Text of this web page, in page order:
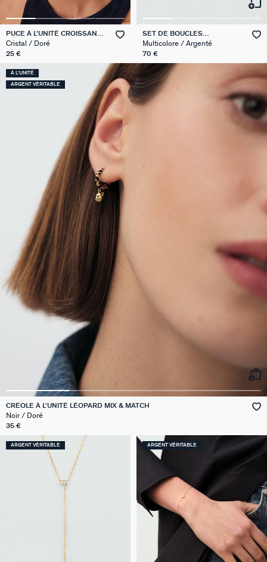
PUCE À L'UNITÉ CROISSANT
MIX & MATCH
Cristal / Doré
25 €
SET DE BOUCLES
D'OREILLES BELOVED MIX &
MATCH
Multicolore / Argenté
70 €
À L'UNITÉ
ARGENT VÉRITABLE
CRÉOLE À L'UNITÉ LÉOPARD MIX & MATCH
Noir / Doré
35 €
ARGENT VÉRITABLE ARGENT VÉRITABLE